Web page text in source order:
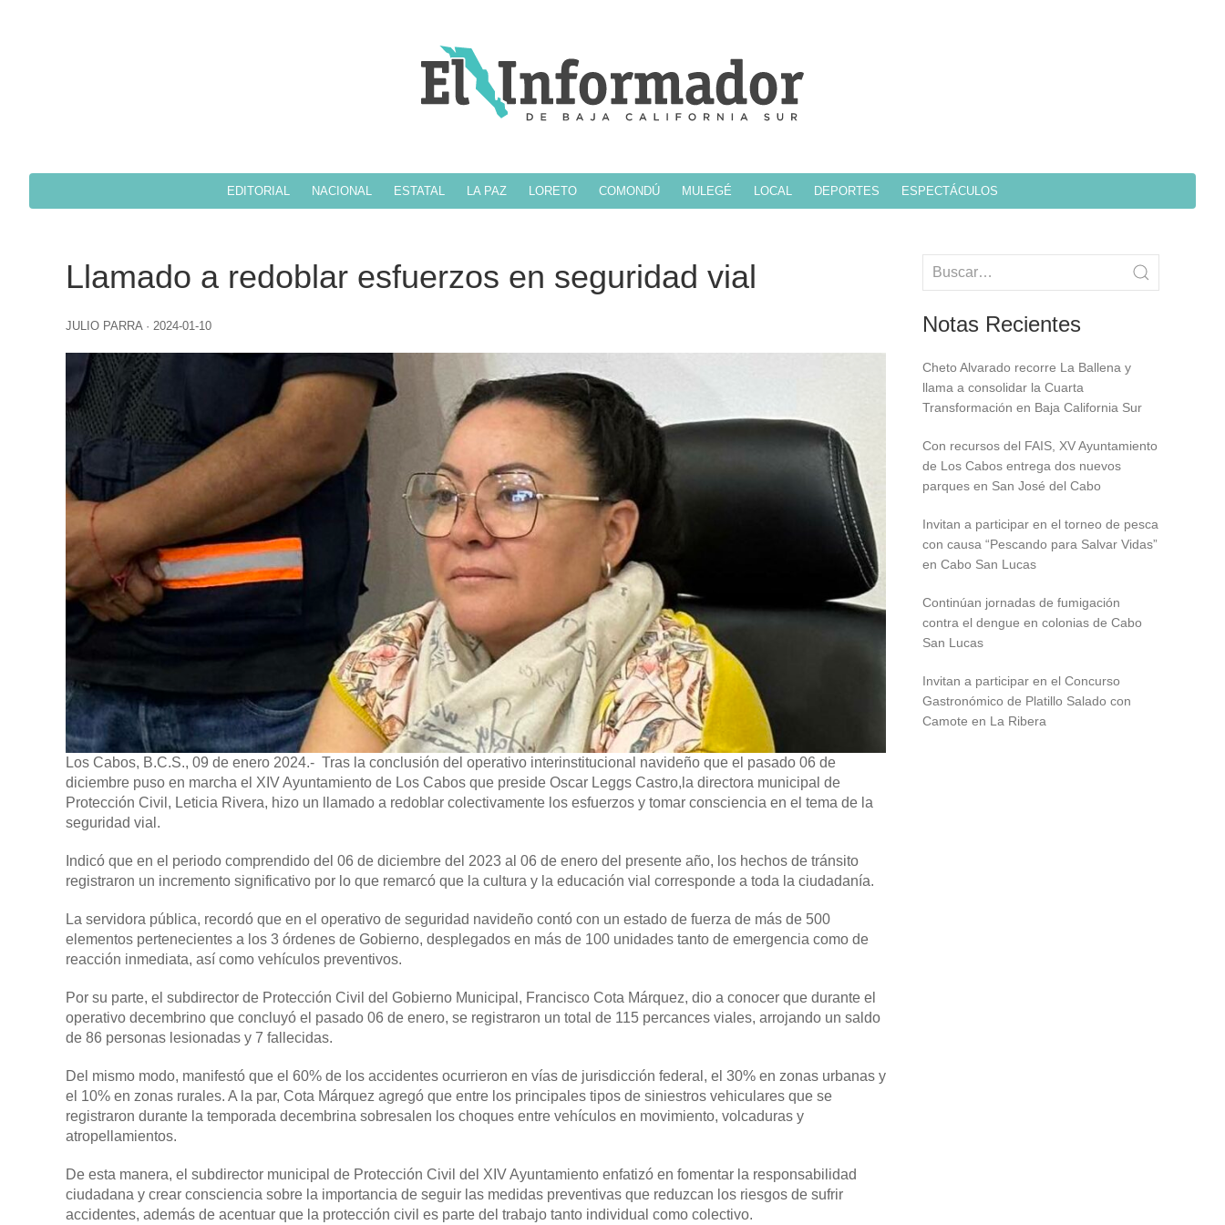
EDITORIAL NACIONAL ESTATAL LA PAZ LORETO COMONDÚ MULEGÉ LOCAL DEPORTES ESPECTÁCULOS
Llamado a redoblar esfuerzos en seguridad vial
JULIO PARRA · 2024-01-10
Los Cabos, B.C.S., 09 de enero 2024.- Tras la conclusión del operativo interinstitucional navideño que el pasado 06 de
diciembre puso en marcha el XIV Ayuntamiento de Los Cabos que preside Oscar Leggs Castro,la directora municipal de
Protección Civil, Leticia Rivera, hizo un llamado a redoblar colectivamente los esfuerzos y tomar consciencia en el tema de la
seguridad vial.
Indicó que en el periodo comprendido del 06 de diciembre del 2023 al 06 de enero del presente año, los hechos de tránsito
registraron un incremento significativo por lo que remarcó que la cultura y la educación vial corresponde a toda la ciudadanía.
La servidora pública, recordó que en el operativo de seguridad navideño contó con un estado de fuerza de más de 500
elementos pertenecientes a los 3 órdenes de Gobierno, desplegados en más de 100 unidades tanto de emergencia como de
reacción inmediata, así como vehículos preventivos.
Por su parte, el subdirector de Protección Civil del Gobierno Municipal, Francisco Cota Márquez, dio a conocer que durante el
operativo decembrino que concluyó el pasado 06 de enero, se registraron un total de 115 percances viales, arrojando un saldo
de 86 personas lesionadas y 7 fallecidas.
Del mismo modo, manifestó que el 60% de los accidentes ocurrieron en vías de jurisdicción federal, el 30% en zonas urbanas y
el 10% en zonas rurales. A la par, Cota Márquez agregó que entre los principales tipos de siniestros vehiculares que se
registraron durante la temporada decembrina sobresalen los choques entre vehículos en movimiento, volcaduras y
atropellamientos.
De esta manera, el subdirector municipal de Protección Civil del XIV Ayuntamiento enfatizó en fomentar la responsabilidad
ciudadana y crear consciencia sobre la importancia de seguir las medidas preventivas que reduzcan los riesgos de sufrir
accidentes, además de acentuar que la protección civil es parte del trabajo tanto individual como colectivo.
Notas Recientes
Cheto Alvarado recorre La Ballena y
llama a consolidar la Cuarta
Transformación en Baja California Sur
Con recursos del FAIS, XV Ayuntamiento
de Los Cabos entrega dos nuevos
parques en San José del Cabo
Invitan a participar en el torneo de pesca
con causa “Pescando para Salvar Vidas”
en Cabo San Lucas
Continúan jornadas de fumigación
contra el dengue en colonias de Cabo
San Lucas
Invitan a participar en el Concurso
Gastronómico de Platillo Salado con
Camote en La Ribera